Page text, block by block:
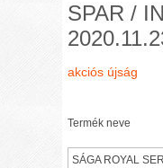
SPAR /
akciós újság
Termék neve
SÁGA ROYAL